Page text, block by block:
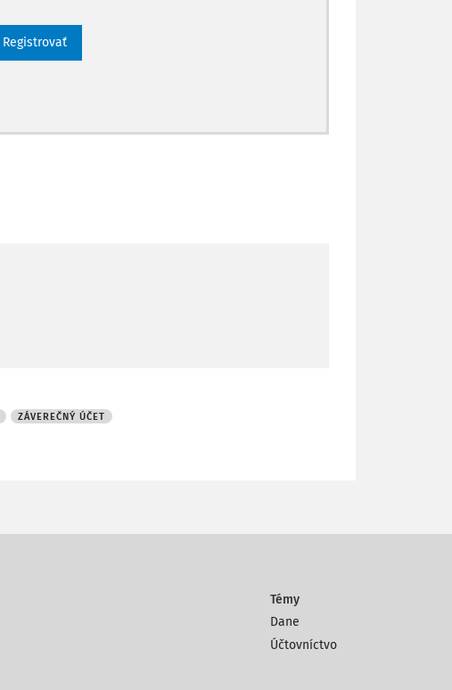
Registrovať
ZÁVEREČNÝ ÚČET
Témy
Dane
Účtovníctvo